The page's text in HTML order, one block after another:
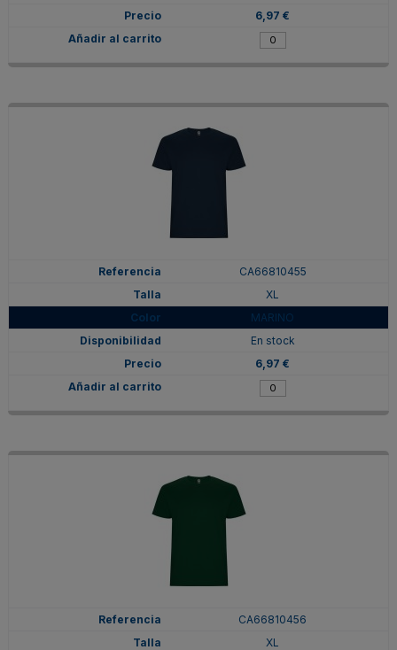
6,97 €
CA66810455
XL
MARINO
En stock
6,97 €
CA66810456
XL